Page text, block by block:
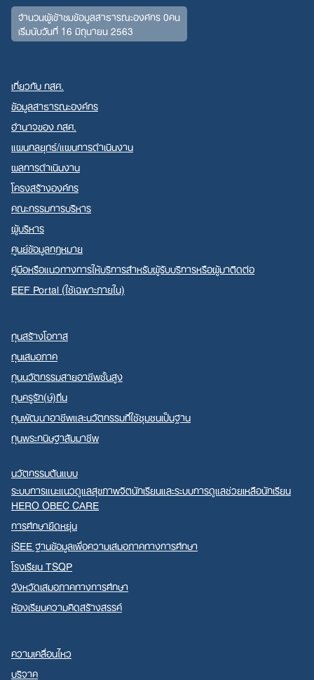
for:
จำนวนผู้เข้าชมข้อมูลสาธารณะองค์กร 0คน
เริ่มนับวันที่ 16 มิถุนายน 2563
เกี่ยวกับ กสศ.
ข้อมูลสาธารณะองค์กร
อำนาจของ กสศ.
แผนกลยุทธ์/แผนการดำเนินงาน
ผลการดำเนินงาน
โครงสร้างองค์กร
คณะกรรมการบริหาร
ผู้บริหาร
ศูนย์ข้อมูลกฎหมาย
คู่มือหรือแนวทางการให้บริการสำหรับผู้รับบริการหรือผู้มาติดต่อ
EEF Portal (ใช้เฉพาะภายใน)
ทุนสร้างโอกาส
ทุนเสมอภาค
ทุนนวัตกรรมสายอาชีพชั้นสูง
ทุนครูรัก(ษ์)ถิ่น
ทุนพัฒนาอาชีพและนวัตกรรมที่ใช้ชุมชนเป็นฐาน
ทุนพระกนิษฐาสัมมาชีพ
นวัตกรรมต้นแบบ
ระบบการแนะแนวดูแลสุขภาพจิตนักเรียนและระบบการดูแลช่วยเหลือนักเรียน
HERO OBEC CARE
การศึกษายืดหยุ่น
iSEE ฐานข้อมูลเพื่อความเสมอภาคทางการศึกษา
โรงเรียน TSQP
จังหวัดเสมอภาคทางการศึกษา
ห้องเรียนความคิดสร้างสรรค์
ความเคลื่อนไหว
บริจาค